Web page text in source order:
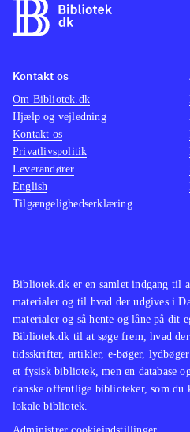
Bibliotek.dk er en samlet indgang til
materialer og til hvad der udgives i
materialer og så hente og låne på dit
Bibliotek.dk til at søge frem, hvad
tidsskrifter, artikler, e-bøger,
et fysisk bibliotek, men en database
danske offentlige biblioteker, som
lokale bibliotek.
Kontakt os
Om Bibliotek.dk
Hjælp og vejledning
Kontakt os
Privatlivspolitik
Leverandører
English
Tilgængelighedserklæring